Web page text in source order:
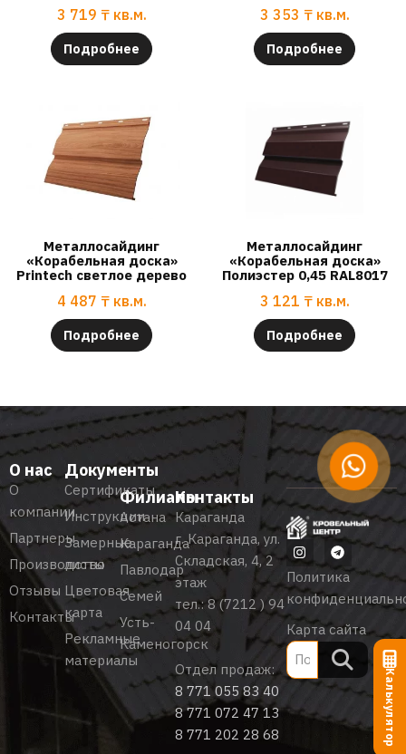
3 719 ₸ кв.м.
Подробнее
3 353 ₸ кв.м.
Подробнее
Металлосайдинг
«Корабельная доска»
Printech светлое дерево
4 487 ₸ кв.м.
Подробнее
Металлосайдинг
«Корабельная доска»
Полиэстер 0,45 RAL8017
3 121 ₸ кв.м.
Подробнее
О нас
О
компании
Партнеры
Производство
Отзывы
Контакты
Документы
Сертификаты
Инструкции
Замерные
листы
Цветовая
карта
Рекламные
материалы
Филиалы
Астана
Караганда
Павлодар
Семей
Усть-
Каменогорск
Контакты
Караганда
г. Караганда, ул.
Складская, 4, 2
этаж
тел.:8 (7212 ) 94
04 04
Отдел продаж:
8 771 055 83 40
8 771 072 47 13
8 771 202 28 68
Политика
Карта сайта
Калькулятор